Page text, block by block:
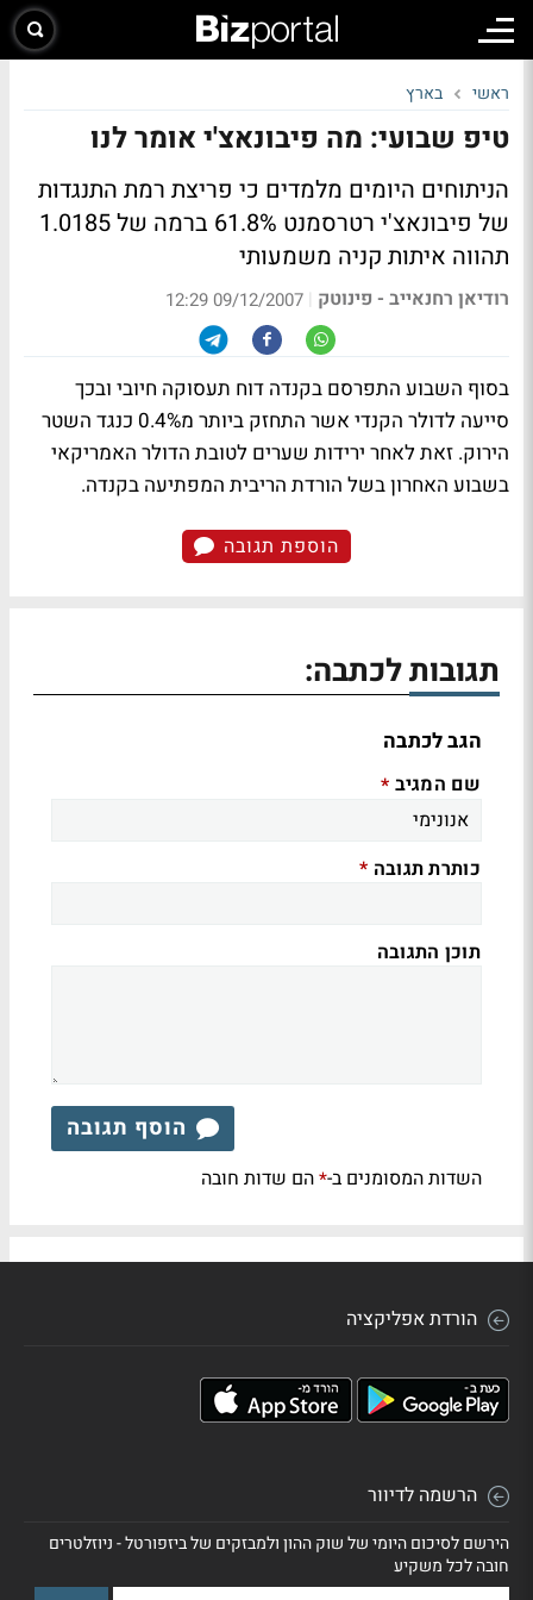
ראשי בארץ
טיפ שבועי: מה פיבונאצ'י אומר לנו
הניתוחים היומים מלמדים כי פריצת רמת התנגדות
של פיבונאצ'י רטרסמנט 61.8% ברמה של 1.0185
תהווה איתות קניה משמעותי
רודיאן רחנאייב - פינוטק |
09/12/2007 12:29
בסוף השבוע התפרסם בקנדה דוח תעסוקה חיובי ובכך
סייעה לדולר הקנדי אשר התחזק ביותר מ0.4% כנגד השטר
הירוק. זאת לאחר ירידות שערים לטובת הדולר האמריקאי
בשבוע האחרון בשל הורדת הריבית המפתיעה בקנדה.
הוספת תגובה
תגובות לכתבה:
הגב לכתבה
שם המגיב *
כותרת תגובה *
תוכן התגובה
הוסף תגובה
השדות המסומנים ב-*הם שדות חובה
הורדת אפליקציה
הרשמה לדיוור
הירשם לסיכום היומי של שוק ההון ולמבזקים של ביזפורטל - ניוזלטרים
חובה לכל משקיע